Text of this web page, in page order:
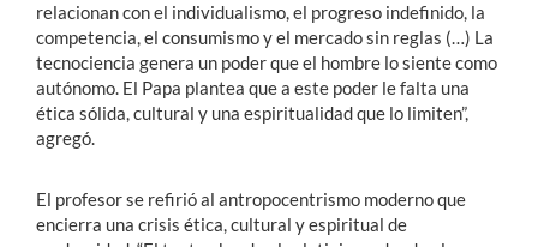
relacionan con el individualismo, el progreso indefinido, la
competencia, el consumismo y el mercado sin reglas (…) La
tecnociencia genera un poder que el hombre lo siente como
autónomo. El Papa plantea que a este poder le falta una
ética sólida, cultural y una espiritualidad que lo limiten”,
agregó.
El profesor se refirió al antropocentrismo moderno que
encierra una crisis ética, cultural y espiritual de